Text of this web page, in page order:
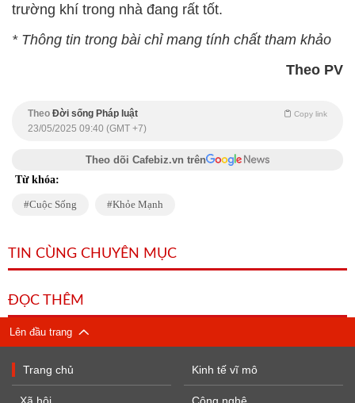
trường khí trong nhà đang rất tốt.
* Thông tin trong bài chỉ mang tính chất tham khảo
Theo PV
Theo Đời sống Pháp luật Copy link
23/05/2025 09:40 (GMT +7)
Theo dõi Cafebiz.vn trên
Từ khóa:
Cuộc Sống Khỏe Mạnh
TIN CÙNG CHUYÊN MỤC
ĐỌC THÊM
Lên đầu trang
Trang chủ
Xã hội
Kinh tế vĩ mô
Công nghệ